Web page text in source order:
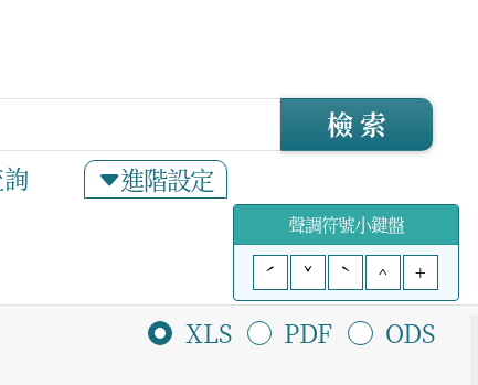
進階設定
檢 索
聲調符號小鍵盤
ˊ
ˇ ˋ ^ +
XLS PDF ODS